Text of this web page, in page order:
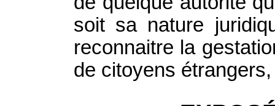
soit sa nature
reconnaitre la
de citoyens